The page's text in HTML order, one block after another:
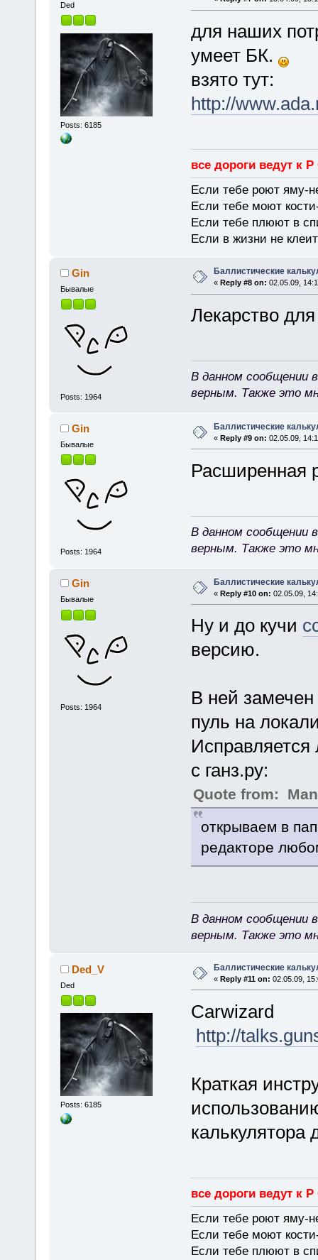
Ded
Posts: 6185
для наших
умеет БК.
взято тут:
http://
все дороги ведут к
Если тебе роют яму-
Если тебе моют
Если тебе плюют в
Если в жизни не
Gin
Бывалые
Posts: 1964
Баллистические
« Reply #8 on: 02.05.09,
Лекарство
В данном сообщении
верным. Также это
Gin
Бывалые
Posts: 1964
Баллистические
« Reply #9 on: 02.05.09,
Расширенная
В данном сообщении
верным. Также это
Gin
Бывалые
Posts: 1964
Баллистические
« Reply #10 on: 02.05.09,
Ну и до кучи
версию.
В ней
пуль на
Исправляется
с ганз.ру:
Quote from:
открываем в
редакторе
В данном сообщении
верным. Также это
Ded_V
Ded
Posts: 6185
Баллистические
« Reply #11 on: 02.05.09,
Carwizard
http://
Краткая
калькулятора
все дороги ведут к
Если тебе роют яму-
Если тебе моют
Если тебе плюют в